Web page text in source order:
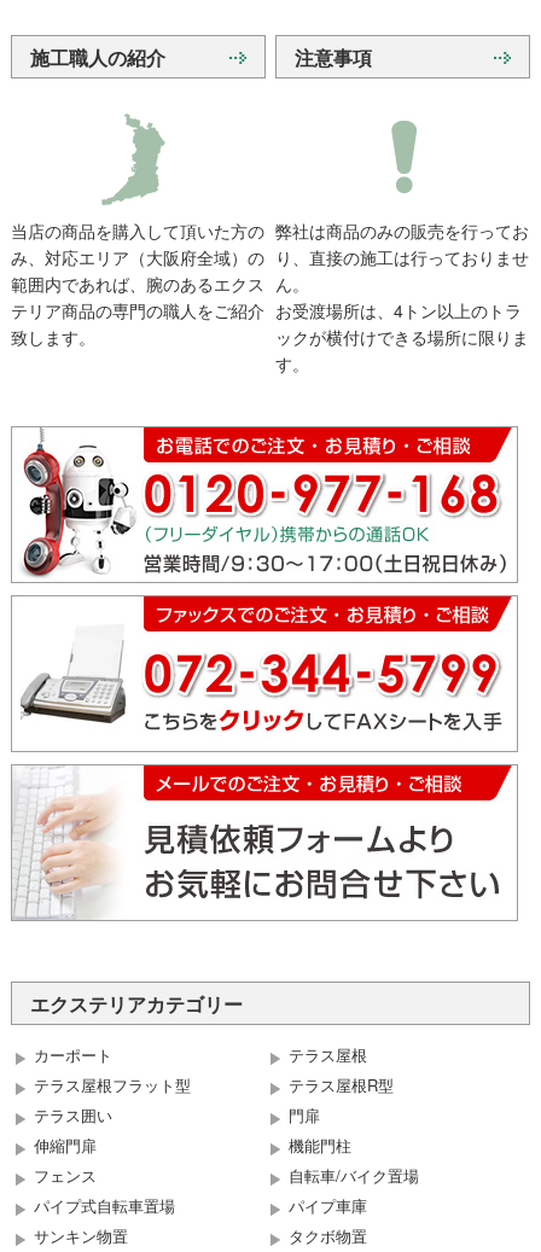
施工職人の紹介
当店の商品を購入して頂いた方の
み、対応エリア（大阪府全域）の
範囲内であれば、腕のあるエクス
テリア商品の専門の職人をご紹介
致します。
注意事項
弊社は商品のみの販売を行ってお
り、直接の施工は行っておりませ
ん。
お受渡場所は、4トン以上のトラ
ックが横付けできる場所に限りま
す。
エクステリアカテゴリー
カーポート
テラス屋根
テラス屋根フラット型
テラス屋根R型
テラス囲い
門扉
伸縮門扉
機能門柱
フェンス
自転車/バイク置場
パイプ式自転車置場
パイプ車庫
サンキン物置
タクボ物置